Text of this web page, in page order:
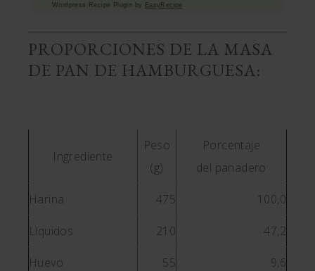
Wordpress Recipe Plugin by EasyRecipe
PROPORCIONES DE LA MASA
DE PAN DE HAMBURGUESA:
Ingrediente
Peso
(g)
Porcentaje
del panadero
Harina 475 100,0
Líquidos 210 47,2
Huevo 55 9,6